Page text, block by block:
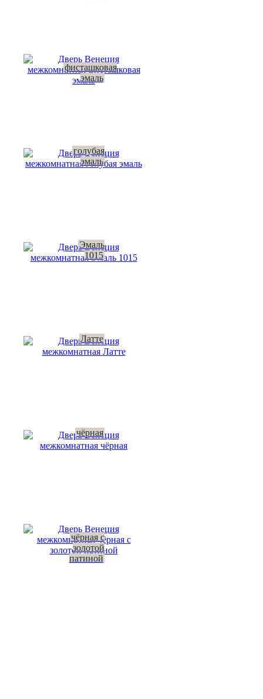
фисташковая
эмаль
голубая
эмаль
Эмаль
1015
Латте
чёрная
чёрная с
золотой
патиной